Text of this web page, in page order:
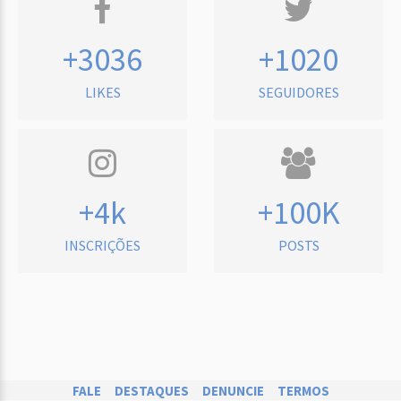
+3036
LIKES
+1020
SEGUIDORES
+4k
INSCRIÇÕES
+100K
POSTS
FALE DESTAQUES DENUNCIE TERMOS